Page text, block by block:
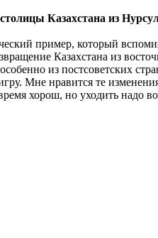
Казахстана из
пример, который
Казахстана из
из постсоветских
Мне нравится те
хорош, но уходить надо